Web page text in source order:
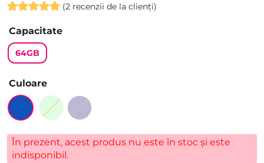
5.00din 5
pe baza a
evaluări de
la clienți
(2 recenzii de la clienți)
Capacitate
64GB
Culoare
În prezent, acest produs nu este în stoc și este
indisponibil.